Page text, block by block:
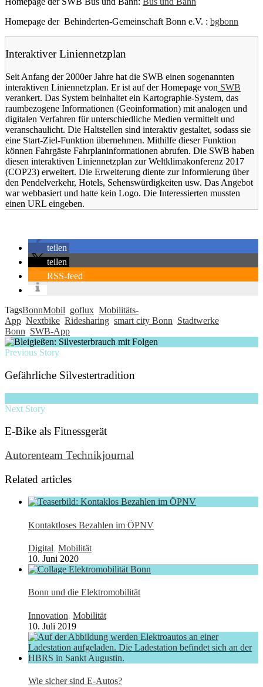
Homepage der Behinderten-Gemeinschaft Bonn e.V. : bgbonn
Interaktiver Liniennetzplan
Seit Anfang der 2000er Jahre hat die SWB einen sogenannten
interaktiven Liniennetzplan. Er ist auf der Homepage von SWB
verankert. Das System beinhaltet ein Kartographie-System, das
raumbezogene Informationen (Geoinformation) mit analogen und
digitalen Verfahren für unterschiedliche Medien vermittelt und
veranschaulicht. Die Haltstellen sind interaktiv gestaltet, sodass sie
eine Start-Ziel-Funktion übernehmen. Mithilfe dieser Funktion
können Fahrgäste Fahrplaninformationen abrufen. Die SWB haben
diesen interaktiven Liniennetzplan zur Weltklimakonferenz 2017
(COP23) erweitert. Die Erweiterung diente zur Informierung über
den Pendelverkehr, Hotels, Sehenswürdigkeiten usw. Das Angebot
war webbasiert und hatte kein Logo. Die Interessierten mussten
einen URL eingeben.
teilen
teilen
RSS-feed
TagsBonnMobil goflux Mobilitäts-
App Nextbike Ridesharing smart city Bonn Stadtwerke
Bonn SWB-App
Previous Story
Gefährliche Silvestertradition
Next Story
E-Bike als Fitnessgerät
Autorenteam Technikjournal
Related articles
Kontaktloses Bezahlen im ÖPNV
Digital, Mobilität
10. Juni 2020
Bonn und die Elektromobilität
Innovation, Mobilität
10. Juli 2019
Wie sicher sind E-Autos?